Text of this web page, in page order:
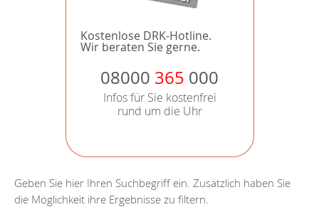
Kostenlose DRK-Hotline.
Wir beraten Sie gerne.
08000 365 000
Infos für Sie kostenfrei
rund um die Uhr
Geben Sie hier Ihren Suchbegriff ein. Zusätzlich haben Sie
die Möglichkeit ihre Ergebnisse zu filtern.